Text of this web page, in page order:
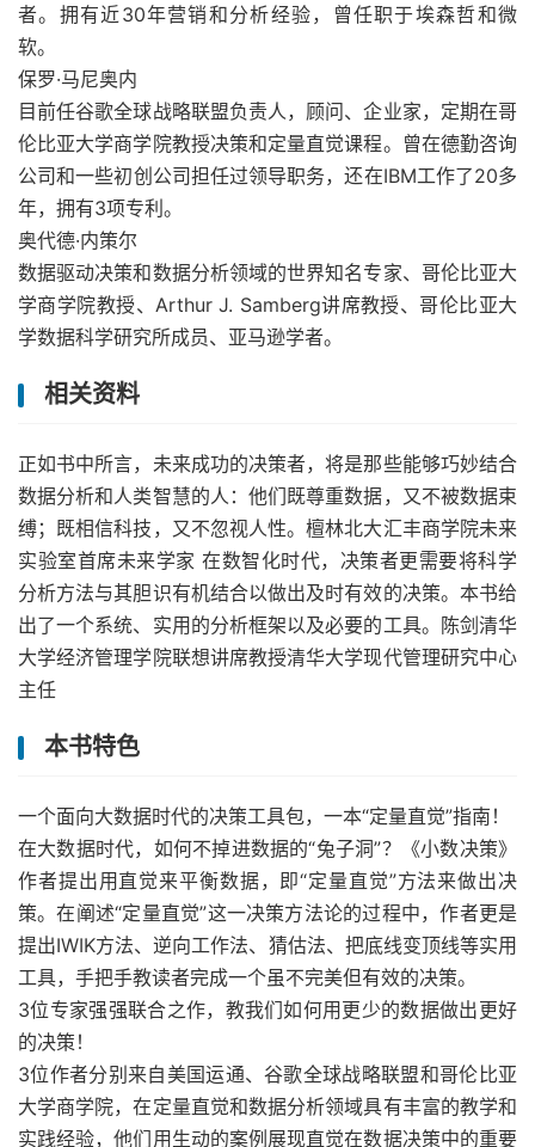
者。拥有近30年营销和分析经验，曾任职于埃森哲和微
软。
保罗·马尼奥内
目前任谷歌全球战略联盟负责人，顾问、企业家，定期在哥
伦比亚大学商学院教授决策和定量直觉课程。曾在德勤咨询
公司和一些初创公司担任过领导职务，还在IBM工作了20多
年，拥有3项专利。
奥代德·内策尔
数据驱动决策和数据分析领域的世界知名专家、哥伦比亚大
学商学院教授、Arthur J. Samberg讲席教授、哥伦比亚大
学数据科学研究所成员、亚马逊学者。
相关资料
正如书中所言，未来成功的决策者，将是那些能够巧妙结合
数据分析和人类智慧的人：他们既尊重数据，又不被数据束
缚；既相信科技，又不忽视人性。檀林北大汇丰商学院未来
实验室首席未来学家 在数智化时代，决策者更需要将科学
分析方法与其胆识有机结合以做出及时有效的决策。本书给
出了一个系统、实用的分析框架以及必要的工具。陈剑清华
大学经济管理学院联想讲席教授清华大学现代管理研究中心
主任
本书特色
一个面向大数据时代的决策工具包，一本“定量直觉”指南！
在大数据时代，如何不掉进数据的“兔子洞”？《小数决策》
作者提出用直觉来平衡数据，即“定量直觉”方法来做出决
策。在阐述“定量直觉”这一决策方法论的过程中，作者更是
提出IWIK方法、逆向工作法、猜估法、把底线变顶线等实用
工具，手把手教读者完成一个虽不完美但有效的决策。
3位专家强强联合之作，教我们如何用更少的数据做出更好
的决策！
3位作者分别来自美国运通、谷歌全球战略联盟和哥伦比亚
大学商学院，在定量直觉和数据分析领域具有丰富的教学和
实践经验，他们用生动的案例展现直觉在数据决策中的重要